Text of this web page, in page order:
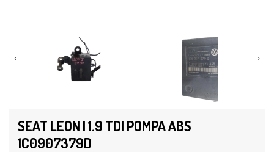
‹ ›
SEAT LEON I 1.9 TDI POMPA ABS
1C0907379D